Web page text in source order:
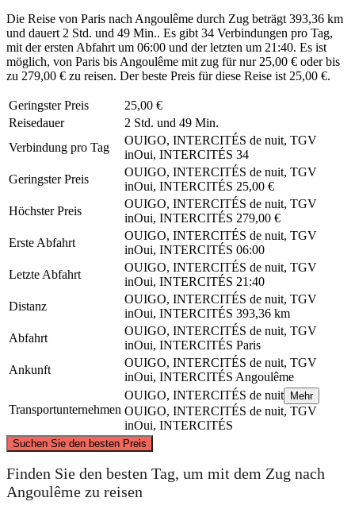
Die Reise von Paris nach Angoulême durch Zug beträgt 393,36 km
und dauert 2 Std. und 49 Min.. Es gibt 34 Verbindungen pro Tag,
mit der ersten Abfahrt um 06:00 und der letzten um 21:40. Es ist
möglich, von Paris bis Angoulême mit zug für nur 25,00 € oder bis
zu 279,00 € zu reisen. Der beste Preis für diese Reise ist 25,00 €.
Geringster Preis
25,00 €
Reisedauer
2 Std. und 49 Min.
Verbindung pro Tag
OUIGO, INTERCITÉS de nuit, TGV
inOui, INTERCITÉS 34
Geringster Preis
OUIGO, INTERCITÉS de nuit, TGV
inOui, INTERCITÉS 25,00 €
Höchster Preis
OUIGO, INTERCITÉS de nuit, TGV
inOui, INTERCITÉS 279,00 €
Erste Abfahrt
OUIGO, INTERCITÉS de nuit, TGV
inOui, INTERCITÉS 06:00
Letzte Abfahrt
OUIGO, INTERCITÉS de nuit, TGV
inOui, INTERCITÉS 21:40
Distanz
OUIGO, INTERCITÉS de nuit, TGV
inOui, INTERCITÉS 393,36 km
Abfahrt
OUIGO, INTERCITÉS de nuit, TGV
inOui, INTERCITÉS Paris
Ankunft
OUIGO, INTERCITÉS de nuit, TGV
inOui, INTERCITÉS Angoulême
Transportunternehmen
OUIGO, INTERCITÉS de nuit Mehr
OUIGO, INTERCITÉS de nuit, TGV
inOui, INTERCITÉS
Suchen Sie den besten Preis
©CARTO, ©OpenStreetMap
Finden Sie den besten Tag, um mit dem Zug nach
Angoulême zu reisen